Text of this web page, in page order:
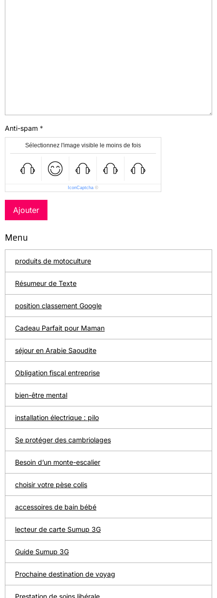
Anti-spam
Sélectionnez l'image visible le moins de fois
IconCaptcha ©
Ajouter
Menu
produits de motoculture
Résumeur de Texte
position classement Google
Cadeau Parfait pour Maman
séjour en Arabie Saoudite
Obligation fiscal entreprise
bien-être mental
installation électrique : pilo
Se protéger des cambriolages
Besoin d’un monte-escalier
choisir votre pèse colis
accessoires de bain bébé
lecteur de carte Sumup 3G
Guide Sumup 3G
Prochaine destination de voyag
Prestation de soins libérale